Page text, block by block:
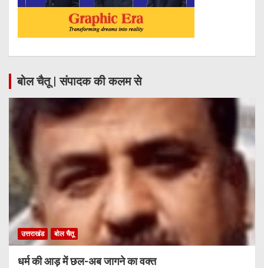
बोल चैतू | संपादक की कलम से
उत्तराखंड बोल चैतू
धर्म की आड़ में छल-अब जागने का वक्त